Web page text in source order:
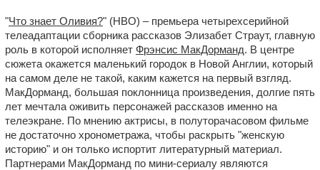
"Что знает Оливия?" (HBO) – премьера четырехсерийной
телеадаптации сборника рассказов Элизабет Страут, главную
роль в которой исполняет Фрэнсис МакДорманд. В центре
сюжета окажется маленький городок в Новой Англии, который
на самом деле не такой, каким кажется на первый взгляд.
МакДорманд, большая поклонница произведения, долгие пять
лет мечтала оживить персонажей рассказов именно на
телеэкране. По мнению актрисы, в полуторачасовом фильме
не достаточно хронометража, чтобы раскрыть "женскую
историю" и он только испортит литературный материал.
Партнерами МакДорманд по мини-сериалу являются